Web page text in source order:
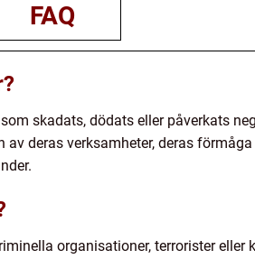
FAQ
skadats, dödats eller påverkats
deras verksamheter, deras
organisationer, terrorister eller